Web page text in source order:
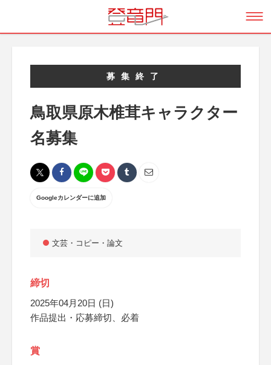
募集終了
鳥取県原木椎茸キャラクター
名募集
Googleカレンダーに追加
文芸・コピー・論文
締切
2025年04月20日 (日)
作品提出・応募締切、必着
賞